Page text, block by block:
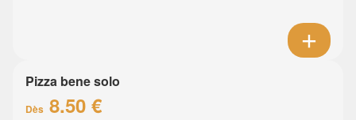
Pizza bene solo
Dès 8.50 €